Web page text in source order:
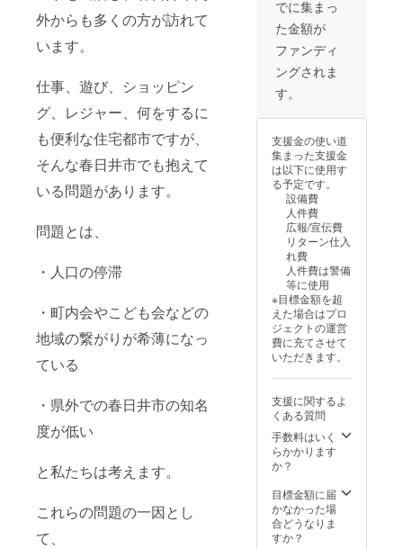
外からも多くの方が訪れて
います。
仕事、遊び、ショッピン
グ、レジャー、何をするに
も便利な住宅都市ですが、
そんな春日井市でも抱えて
いる問題があります。
問題とは、
・人口の停滞
・町内会やこども会などの
地域の繋がりが希薄になっ
ている
・県外での春日井市の知名
度が低い
と私たちは考えます。
これらの問題の一因とし
て、
み、ロ
ゴ・バ
ナー
（希望
者の
み）
未確定
【注意
事項】
※支援
時、必
ず備考
欄に掲
載を希
望され
るお名
前をご
記入く
ださ
い。 ※
ニック
ネーム
等を使
用する
場合、
誹謗中
傷や不
適切な
表現な
どを含
反する
ものや
実行委
下の2点
のうち
どちら
か1点を
提供し
ます。
加盟店
で当日
のみ使
える金
券2000
円相当
(1,000
円×2枚)
②春日
井市に
ちなん
だ2,000
円相当
の商品
【手ぬ
ぐいに
つい
て】
デザイ
ン：作
成中
商品サ
イズ：
幅
90cm
【ホー
ムペー
だいた
方のお
名前
(ニック
ネー
でも可)
を掲載
しま
す。 素
敵な踊
り下駄
を選ん
で提供
しま
す。(デ
ザイン
は選べ
ませ
ん。サ
イズ、
性別が
お選び
いただ
けます)
ぐいに
ついて
デザ
イン：
サイ
ズ：幅
35cm×
ル手ぬ
ぐいを
お送り
しま
す。 公
ジに、
いただ
いた方
のお名
前(ニッ
クネー
ム・
SNS名
でも可)
しま
す。 当
日使え
る金券
あるい
は物産
2,000円
相当品
りいた
しま
す。 素
敵な踊
り下駄
しま
す。(デ
ザイン
は選べ
でに集まっ
た金額が
ファンディ
ングされま
す。
支援金の使い道
集まった支援金
は以下に使用す
る予定です。
設備費
人件費
広報/宣伝費
リターン仕入
れ費
人件費は警備
等に使用
※目標金額を超
えた場合はプロ
ジェクトの運営
費に充てさせて
いただきます。
支援に関するよ
くある質問
手数料はいく
らかかります
か？
目標金額に届
かなかった場
合どうなりま
すか？